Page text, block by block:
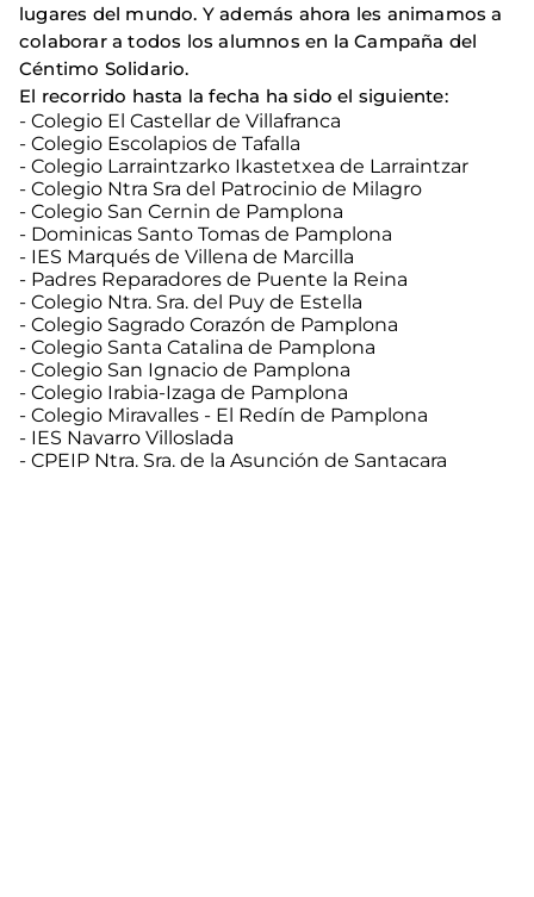
lugares del mundo. Y además ahora les animamos a
colaborar a todos los alumnos en la Campaña del
Céntimo Solidario.
El recorrido hasta la fecha ha sido el siguiente:
- Colegio El Castellar de Villafranca
- Colegio Escolapios de Tafalla
- Colegio Larraintzarko Ikastetxea de Larraintzar
- Colegio Ntra Sra del Patrocinio de Milagro
- Colegio San Cernin de Pamplona
- Dominicas Santo Tomas de Pamplona
- IES Marqués de Villena de Marcilla
- Padres Reparadores de Puente la Reina
- Colegio Ntra. Sra. del Puy de Estella
- Colegio Sagrado Corazón de Pamplona
- Colegio Santa Catalina de Pamplona
- Colegio San Ignacio de Pamplona
- Colegio Irabia-Izaga de Pamplona
- Colegio Miravalles - El Redín de Pamplona
- IES Navarro Villoslada
- CPEIP Ntra. Sra. de la Asunción de Santacara